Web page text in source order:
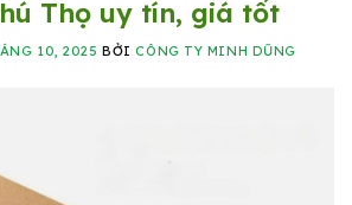
Thọ uy tín, giá tốt
10, 2025 BỞICÔNG TY MINH DŨNG